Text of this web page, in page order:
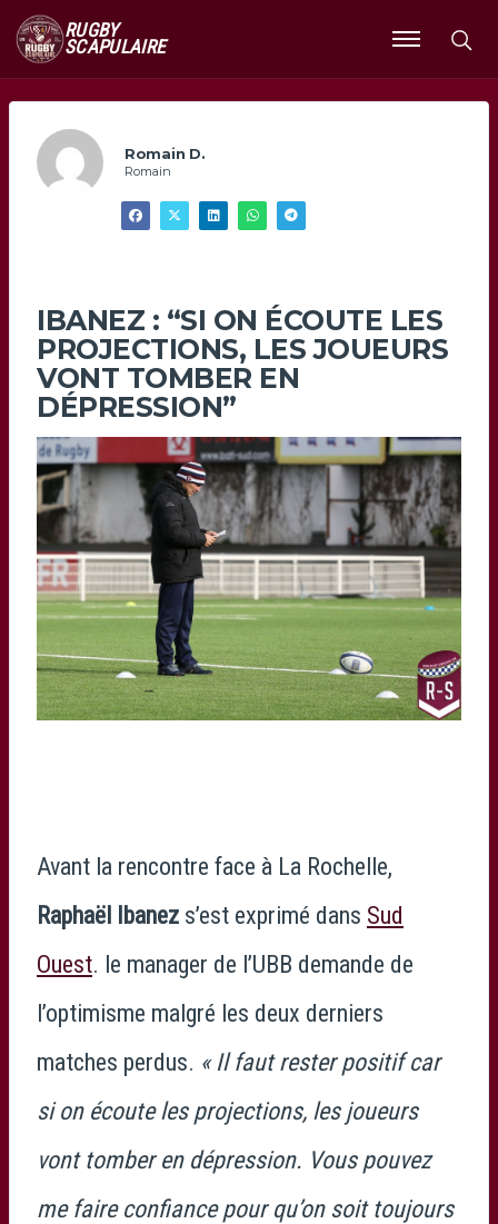
RUGBY
SCAPULAIRE
Ouvrir
le
Romain D.
Romain
IBANEZ : “SI ON ÉCOUTE LES
PROJECTIONS, LES JOUEURS
VONT TOMBER EN
DÉPRESSION”
Avant la rencontre face à La Rochelle,
Raphaël Ibanez s’est exprimé dans Sud
Ouest. le manager de l’UBB demande de
l’optimisme malgré les deux derniers
matches perdus. « Il faut rester positif car
si on écoute les projections, les joueurs
vont tomber en dépression. Vous pouvez
me faire confiance pour qu’on soit toujours